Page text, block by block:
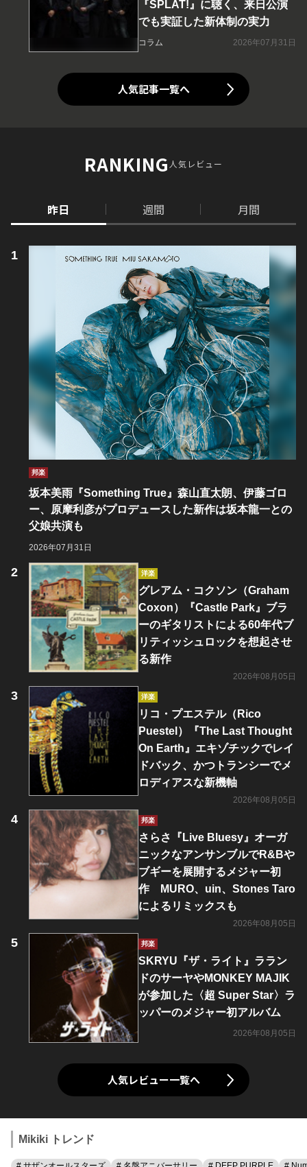
『SPLAT!』に聴く、来日公演
でも実証した新体制の実力
コラム 2026年07月31日
人気記事一覧へ
RANKING人気レビュー
昨日 週間 月間
邦楽
坂本美雨『Something True』森山直太朗、伊藤ゴロ
ー、原摩利彦がプロデュースした新作は坂本龍一との
父娘共演も
2026年07月31日
洋楽
グレアム・コクソン（Graham
Coxon）『Castle Park』ブラ
ーのギタリストによる60年代ブ
リティッシュロックを想起させ
る新作
2026年08月05日
洋楽
リコ・プエステル（Rico
Puestel）『The Last Thought
On Earth』エキゾチックでレイ
ドバック、かつトランシーでメ
ロディアスな新機軸
2026年08月05日
邦楽
さらさ『Live Bluesy』オーガ
ニックなアンサンブルでR&Bや
ブギーを展開するメジャー初
作 MURO、uin、Stones Taro
によるリミックスも
2026年08月05日
邦楽
SKRYU『ザ・ライト』ララン
ドのサーヤやMONKEY MAJIK
が参加した〈超 Super Star〉ラ
ッパーのメジャー初アルバム
2026年08月05日
人気レビュー一覧へ
Mikiki トレンド